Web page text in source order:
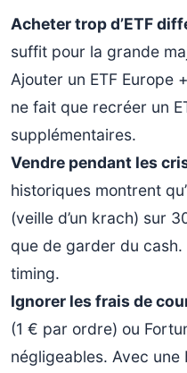
Acheter trop d’ETF
suffit pour la grande
Ajouter un ETF Europe
ne fait que recréer un
supplémentaires.
Vendre pendant les
historiques montrent
(veille d’un krach) sur
que de garder du
timing.
Ignorer les frais de
(1 € par ordre) ou
négligeables. Avec